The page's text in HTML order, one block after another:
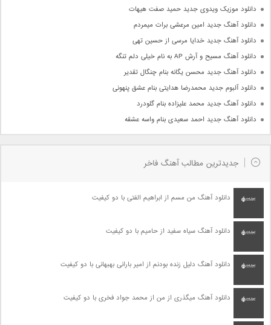
دانلود موزیک ویدوی جدید حمید صفت هیهات
دانلود آهنگ جدید امین مرعشی برات میمردم
دانلود آهنگ جدید خدایا مرسی از حسین تهی
دانلود آهنگ مسیح و آرش AP به نام خیلی دلم تنگه
دانلود آهنگ جدید محسن یگانه بنام چنگال تقدیر
دانلود آلبوم جدید محمدرضا هدایتی بنام عشق پنهونی
دانلود آهنگ جدید محمد علیزاده بنام گلودرد
دانلود آهنگ جدید احمد سعیدی بنام واسه عشقه
جدیدترین مطالب آهنگ فاخر
دانلود آهنگ من مسم از ابراهیم الفتی با دو کیفیت
دانلود آهنگ سیاه سفید از حامیم با دو کیفیت
دانلود آهنگ دلیل زنده بودنم از امیر بارانی بهبهانی با دو کیفیت
دانلود آهنگ میگذری از من از محمد جواد فخری با دو کیفیت